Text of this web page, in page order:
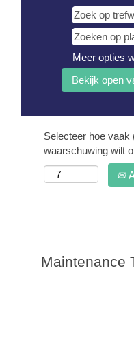
Meer opties
Selecteer hoe vaak
waarschuwing wilt
Maintenance